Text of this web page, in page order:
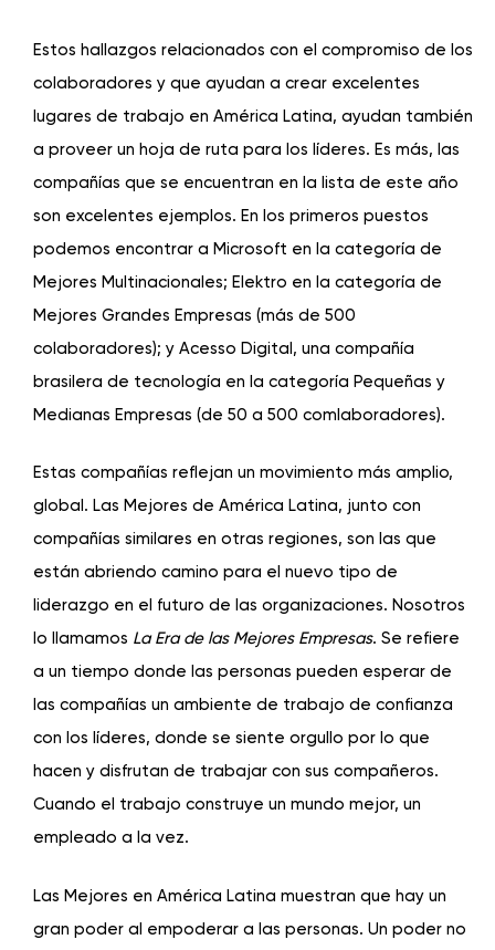
Estos hallazgos relacionados con el compromiso de los
colaboradores y que ayudan a crear excelentes
lugares de trabajo en América Latina, ayudan también
a proveer un hoja de ruta para los líderes. Es más, las
compañías que se encuentran en la lista de este año
son excelentes ejemplos. En los primeros puestos
podemos encontrar a Microsoft en la categoría de
Mejores Multinacionales; Elektro en la categoría de
Mejores Grandes Empresas (más de 500
colaboradores); y Acesso Digital, una compañía
brasilera de tecnología en la categoría Pequeñas y
Medianas Empresas (de 50 a 500 comlaboradores).
Estas compañías reflejan un movimiento más amplio,
global. Las Mejores de América Latina, junto con
compañías similares en otras regiones, son las que
están abriendo camino para el nuevo tipo de
liderazgo en el futuro de las organizaciones. Nosotros
lo llamamos La Era de las Mejores Empresas. Se refiere
a un tiempo donde las personas pueden esperar de
las compañías un ambiente de trabajo de confianza
con los líderes, donde se siente orgullo por lo que
hacen y disfrutan de trabajar con sus compañeros.
Cuando el trabajo construye un mundo mejor, un
empleado a la vez.
Las Mejores en América Latina muestran que hay un
gran poder al empoderar a las personas. Un poder no